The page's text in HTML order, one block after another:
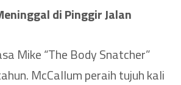
di Pinggir Jalan
Mike “The Body Snatcher”
McCallum peraih tujuh kali